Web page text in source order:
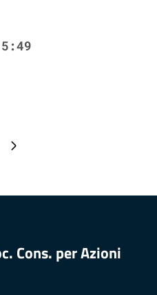
successiva
Cons. per Azioni